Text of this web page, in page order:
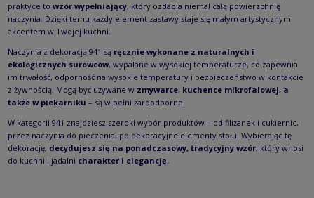
praktyce to wzór wypełniający, który ozdabia niemal całą powierzchnię
naczynia. Dzięki temu każdy element zastawy staje się małym artystycznym
akcentem w Twojej kuchni.
Naczynia z dekoracją 941 są ręcznie wykonane z naturalnych i
ekologicznych surowców, wypalane w wysokiej temperaturze, co zapewnia
im trwałość, odporność na wysokie temperatury i bezpieczeństwo w kontakcie
z żywnością. Mogą być używane w zmywarce, kuchence mikrofalowej, a
także w piekarniku – są w pełni żaroodporne.
W kategorii 941 znajdziesz szeroki wybór produktów – od filiżanek i cukiernic,
przez naczynia do pieczenia, po dekoracyjne elementy stołu. Wybierając tę
dekorację, decydujesz się na ponadczasowy, tradycyjny wzór, który wnosi
do kuchni i jadalni charakter i elegancję.